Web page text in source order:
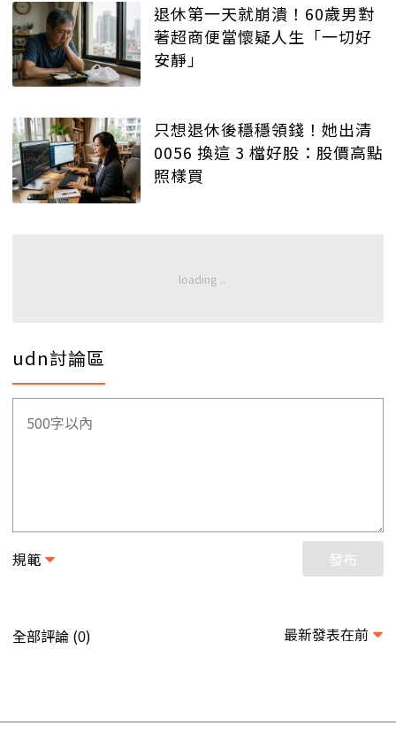
退休第一天就崩潰！60歲男對
著超商便當懷疑人生「一切好
安靜」
只想退休後穩穩領錢！她出清
0056 換這 3 檔好股：股價高點
照樣買
udn討論區
規範 發布
全部評論 (0) 最新發表在前